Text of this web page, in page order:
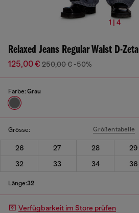
1 | 4
Relaxed Jeans Regular Waist D-Zeta
125,00 € 250,00 € -50%
Farbe: Grau
Grösse: Größentabelle
26 27 28 29
32
33 34 36
Länge:32
Verfügbarkeit im Store prüfen